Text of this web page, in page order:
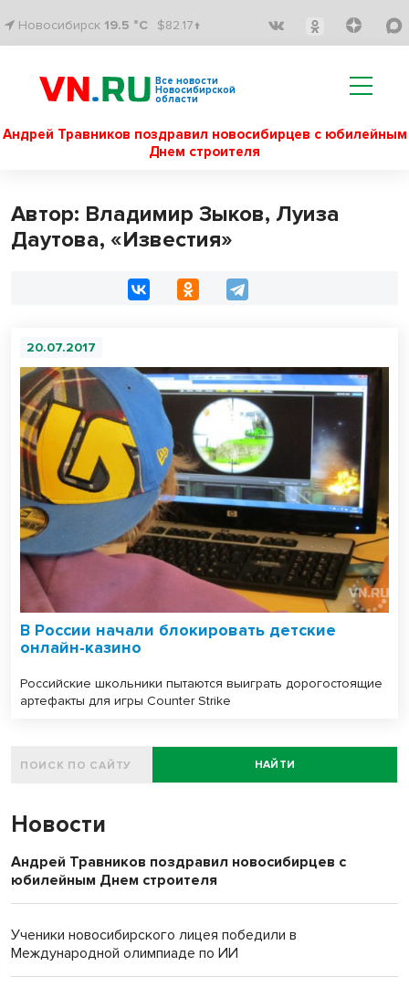
Новосибирск 19.5 °C $82.17↑
Все новости
Новосибирской
области
Андрей Травников поздравил новосибирцев с юбилейным
Днем строителя
Автор: Владимир Зыков, Луиза
Даутова, «Известия»
20.07.2017
В России начали блокировать детские
онлайн-казино
Российские школьники пытаются выиграть дорогостоящие
артефакты для игры Counter Strike
НАЙТИ
Новости
Андрей Травников поздравил новосибирцев с
юбилейным Днем строителя
Ученики новосибирского лицея победили в
Международной олимпиаде по ИИ